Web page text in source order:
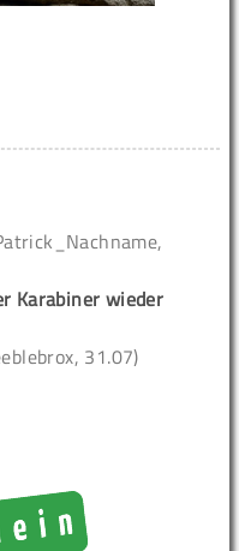
Karabiner wieder
31.07)